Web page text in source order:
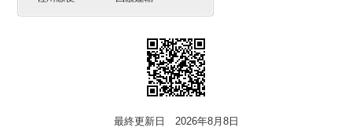
最終更新日 2026年8月8日